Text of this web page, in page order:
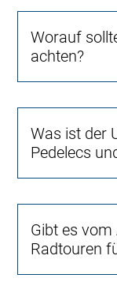
Worauf
achten?
Was ist der
Pedelecs
Gibt es vom
Radtouren